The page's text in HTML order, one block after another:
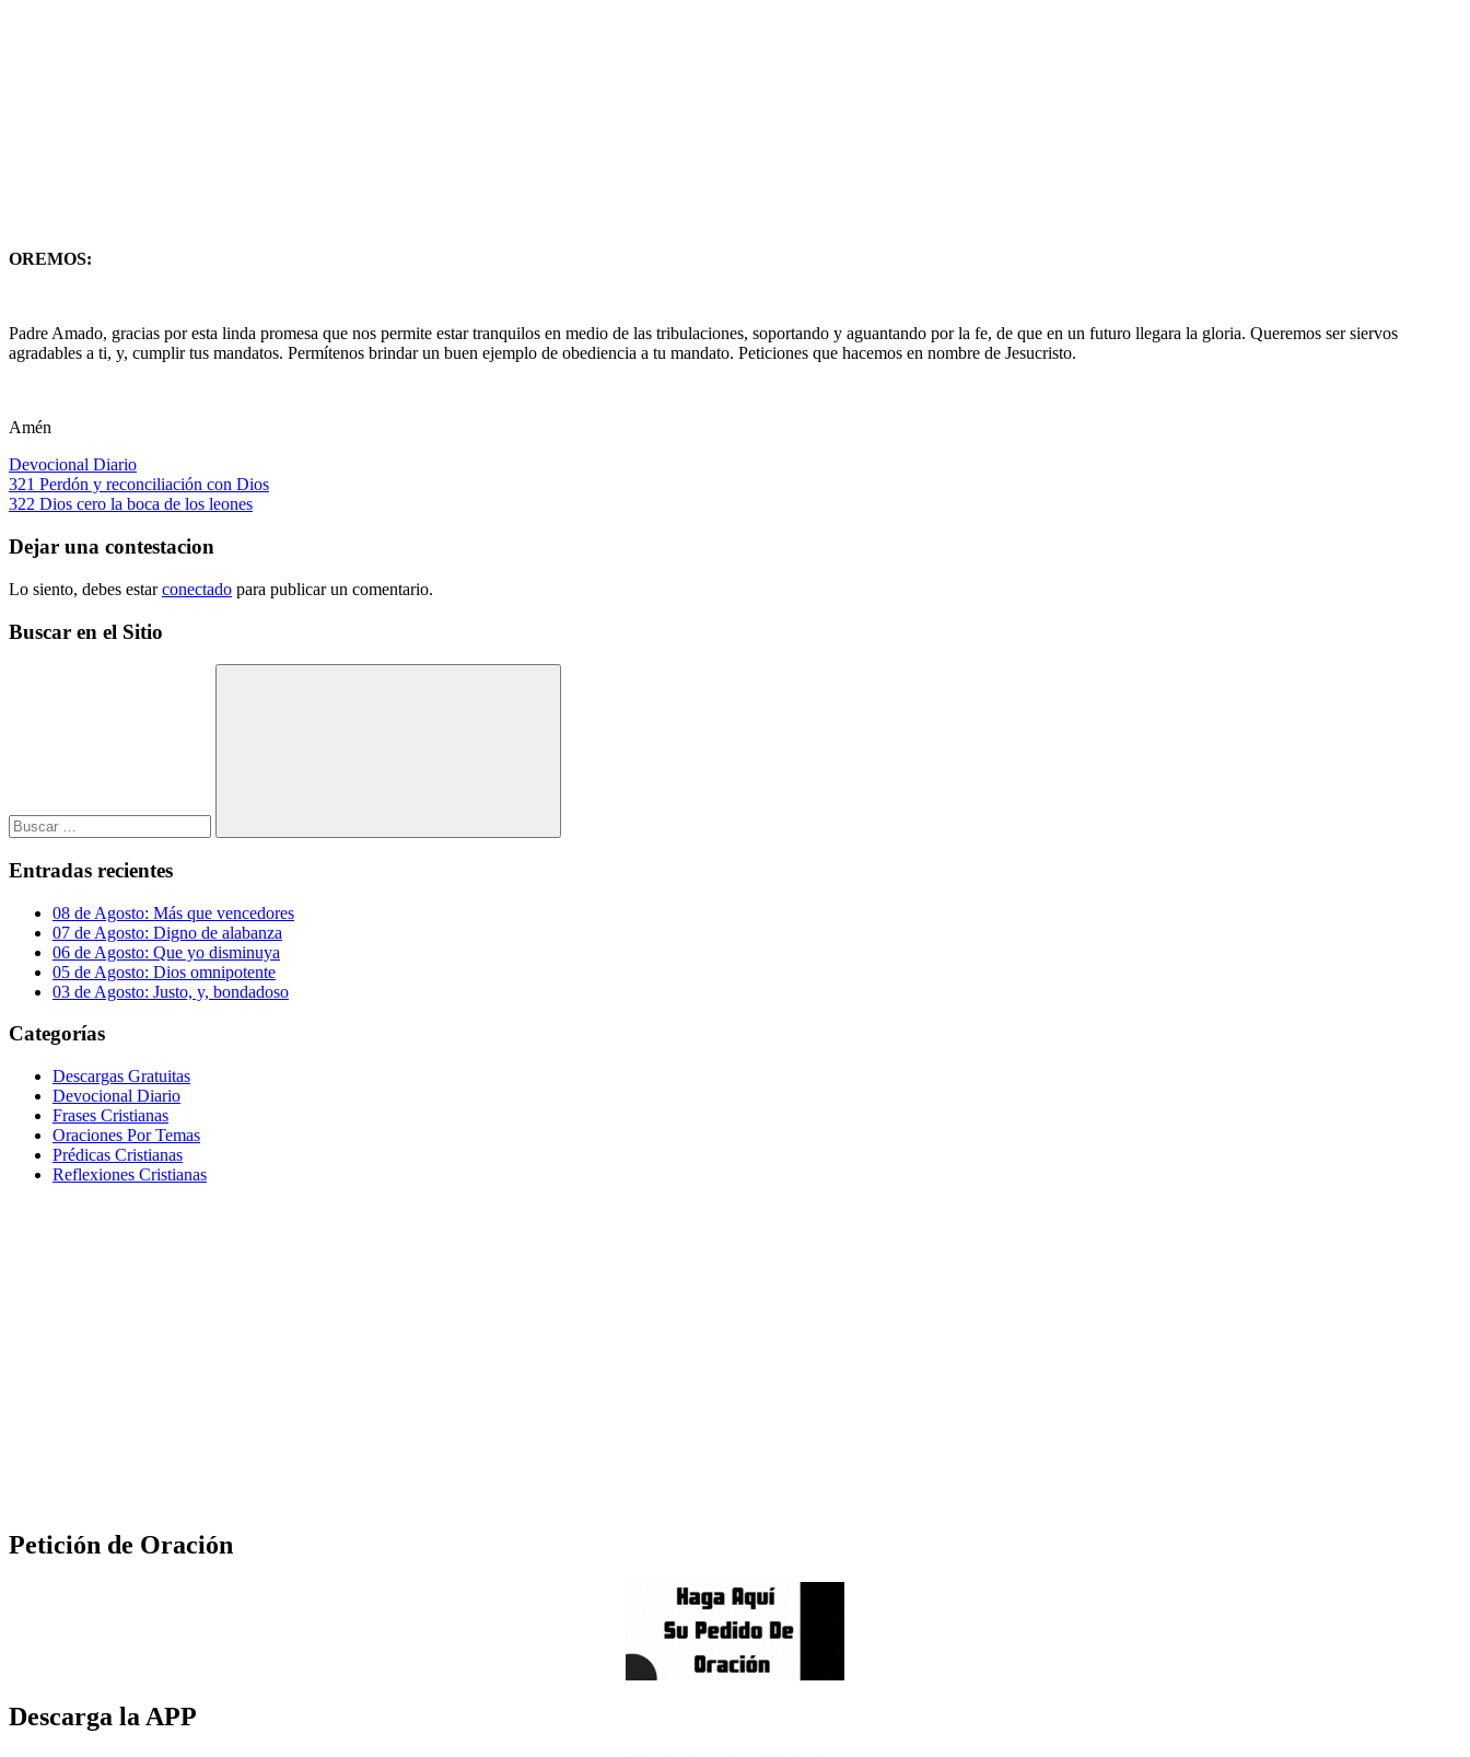
OREMOS:
Padre Amado, gracias por esta linda promesa que nos permite estar tranquilos en medio de las tribulaciones, soportando y aguantando por la fe, de que en un futuro llegara la gloria. Queremos ser siervos
agradables a ti, y, cumplir tus mandatos. Permítenos brindar un buen ejemplo de obediencia a tu mandato. Peticiones que hacemos en nombre de Jesucristo.
Amén
Devocional Diario
Navegación
de
entradas
Entrada
anterior:
321 Perdón y reconciliación con Dios
Siguiente
322 Dios cero la boca de los leones
Dejar una contestacion
Lo siento, debes estarconectado para publicar un comentario.
Buscar en el Sitio
Buscar
Entradas recientes
08 de Agosto: Más que vencedores
07 de Agosto: Digno de alabanza
06 de Agosto: Que yo disminuya
05 de Agosto: Dios omnipotente
03 de Agosto: Justo, y, bondadoso
Categorías
Descargas Gratuitas
Devocional Diario
Frases Cristianas
Oraciones Por Temas
Prédicas Cristianas
Reflexiones Cristianas
Petición de Oración
Descarga la APP